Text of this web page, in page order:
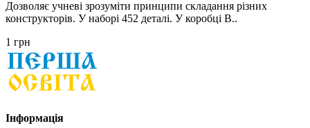
Дозволяє учневі зрозуміти принципи складання різних
конструкторів. У наборі 452 деталі. У коробці В..
1 грн
Інформація